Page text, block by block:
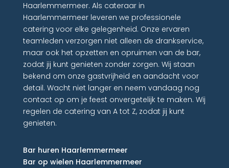
Haarlemmermeer. Als cateraar in
Haarlemmermeer leveren we professionele
catering voor elke gelegenheid. Onze ervaren
teamleden verzorgen niet alleen de drankservice,
maar ook het opzetten en opruimen van de bar,
zodat jij kunt genieten zonder zorgen. Wij staan
bekend om onze gastvrijheid en aandacht voor
detail. Wacht niet langer en neem vandaag nog
contact op om je feest onvergetelijk te maken. Wij
regelen de catering van A tot Z, zodat jij kunt
genieten.
Bar huren Haarlemmermeer
Bar op wielen Haarlemmermeer